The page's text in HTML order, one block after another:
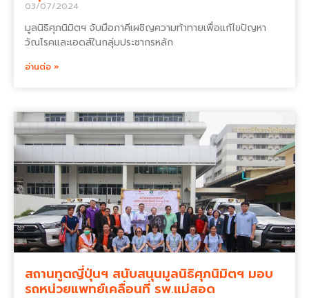
03/07/2024
มูลนิธิศุภนิมิตฯ จับมือภาคีเผชิญความท้าทายเพื่อแก้ไขปัญหา
วัณโรคและเอดส์ในกลุ่มประชากรหลัก
อ่านต่อ »
สถานทูตญี่ปุ่นฯ สนับสนุนมูลนิธิศุภนิมิตฯ มอบ
รถหน่วยแพทย์เคลื่อนที่ รพ.แม่สอด